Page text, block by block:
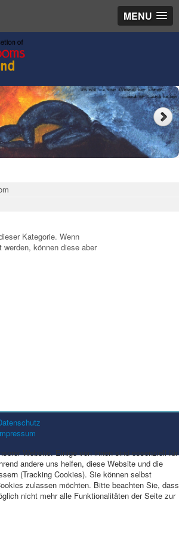
MENU
Kategorie. Wenn
werden, können diese aber
Website. Einige von ihnen sind essenziell für
andere uns helfen, diese Website und die
(Tracking Cookies). Sie können selbst
zulassen möchten. Bitte beachten Sie, dass
nicht mehr alle Funktionalitäten der Seite zur